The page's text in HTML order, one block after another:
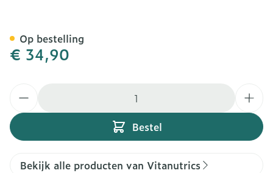
€ 34,90
Bestel
Op bestelling
Bekijk alle producten van Vitanutrics